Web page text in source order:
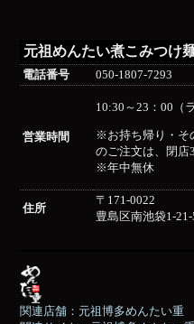
元祖めんたい煮こみつけ
電話番号 050-1807-7293
営業時間
10:30～23：00（
※お持ち帰り・そ
のご注文は、閉店
※年中無休
住所
〒171-0022
豊島区南池袋1-
関連店舗：元祖博多めんたい重